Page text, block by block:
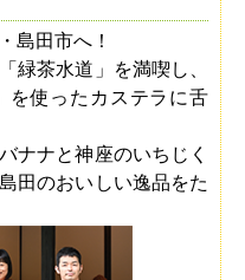
島田市へ！
緑茶水道」を満喫し、
を使ったカステラに舌
ナナと神座のいちじく
田のおいしい逸品をた